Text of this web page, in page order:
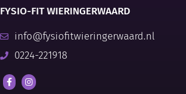
FYSIO-FIT WIERINGERWAARD
info@fysiofitwieringerwaard.nl
0224-221918